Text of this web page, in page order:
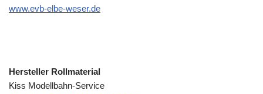
www.evb-elbe-weser.de
Hersteller Rollmaterial
Kiss Modellbahn-Service